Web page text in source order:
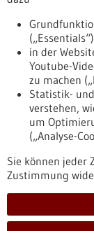
Nach oben
Informiert
Newsletter
(„Essentials“)
in der
Youtube-
zu machen
Statistik-
verstehen,
um
(„Analyse-
Sie können jeder
Zustimmung